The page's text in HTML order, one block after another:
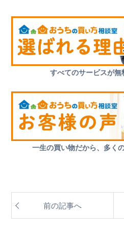
すべてのサービスが無
一生の買い物だから、多く
前の記事へ